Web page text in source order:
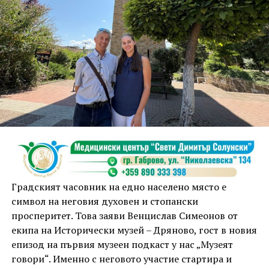
12 АВГУСТ (сряда)
19:00ч. „Книга за книга“ – донеси книга, вземи си
друга, обсъди заглавия и автори с други читатели
20:00ч. Концерт на група МОЛЕЦ, GoGo,
Zov&Vakavliev, Toria
21:30ч. Коктейли и музика
Младежкият център кани и всички млади хора,
които свират на китара, да се включат – независимо
от професионалното им ниво. Събитието е различно
– то не е концерт, а споделено преживяване, в което
всеки участва по свой начин. Няма сцена или
официална програма, няма предварително обявени
изпълнители и разделение между публика и
Градският часовник на едно населено място е
символ на неговия духовен и стопански
просперитет. Това заяви Венцислав Симеонов от
екипа на Исторически музей – Дряново, гост в новия
епизод на първия музеен подкаст у нас „Музеят
говори“. Именно с неговото участие стартира и